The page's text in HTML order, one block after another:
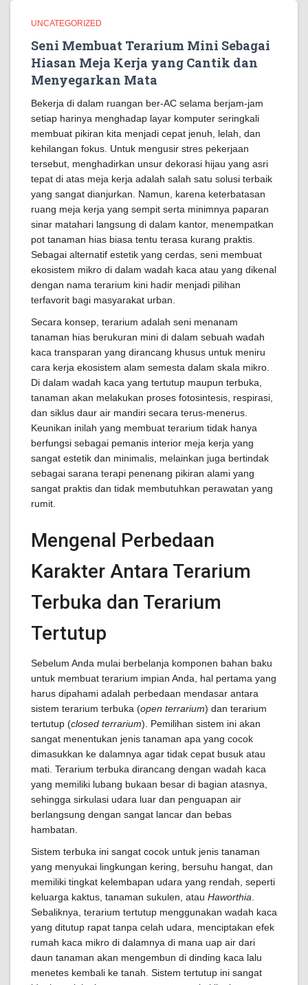
UNCATEGORIZED
Seni Membuat Terarium Mini Sebagai
Hiasan Meja Kerja yang Cantik dan
Menyegarkan Mata
Bekerja di dalam ruangan ber-AC selama berjam-jam
setiap harinya menghadap layar komputer seringkali
membuat pikiran kita menjadi cepat jenuh, lelah, dan
kehilangan fokus. Untuk mengusir stres pekerjaan
tersebut, menghadirkan unsur dekorasi hijau yang asri
tepat di atas meja kerja adalah salah satu solusi terbaik
yang sangat dianjurkan. Namun, karena keterbatasan
ruang meja kerja yang sempit serta minimnya paparan
sinar matahari langsung di dalam kantor, menempatkan
pot tanaman hias biasa tentu terasa kurang praktis.
Sebagai alternatif estetik yang cerdas, seni membuat
ekosistem mikro di dalam wadah kaca atau yang dikenal
dengan nama terarium kini hadir menjadi pilihan
terfavorit bagi masyarakat urban.
Secara konsep, terarium adalah seni menanam
tanaman hias berukuran mini di dalam sebuah wadah
kaca transparan yang dirancang khusus untuk meniru
cara kerja ekosistem alam semesta dalam skala mikro.
Di dalam wadah kaca yang tertutup maupun terbuka,
tanaman akan melakukan proses fotosintesis, respirasi,
dan siklus daur air mandiri secara terus-menerus.
Keunikan inilah yang membuat terarium tidak hanya
berfungsi sebagai pemanis interior meja kerja yang
sangat estetik dan minimalis, melainkan juga bertindak
sebagai sarana terapi penenang pikiran alami yang
sangat praktis dan tidak membutuhkan perawatan yang
rumit.
Mengenal Perbedaan
Karakter Antara Terarium
Terbuka dan Terarium
Tertutup
Sebelum Anda mulai berbelanja komponen bahan baku
untuk membuat terarium impian Anda, hal pertama yang
harus dipahami adalah perbedaan mendasar antara
sistem terarium terbuka (open terrarium) dan terarium
tertutup (closed terrarium). Pemilihan sistem ini akan
sangat menentukan jenis tanaman apa yang cocok
dimasukkan ke dalamnya agar tidak cepat busuk atau
mati. Terarium terbuka dirancang dengan wadah kaca
yang memiliki lubang bukaan besar di bagian atasnya,
sehingga sirkulasi udara luar dan penguapan air
berlangsung dengan sangat lancar dan bebas
hambatan.
Sistem terbuka ini sangat cocok untuk jenis tanaman
yang menyukai lingkungan kering, bersuhu hangat, dan
memiliki tingkat kelembapan udara yang rendah, seperti
keluarga kaktus, tanaman sukulen, atau Haworthia
Sebaliknya, terarium tertutup menggunakan wadah kaca
yang ditutup rapat tanpa celah udara, menciptakan efek
rumah kaca mikro di dalamnya di mana uap air dari
daun tanaman akan mengembun di dinding kaca lalu
menetes kembali ke tanah. Sistem tertutup ini sangat